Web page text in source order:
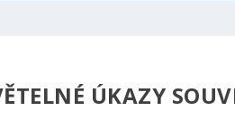
ÚKAZY